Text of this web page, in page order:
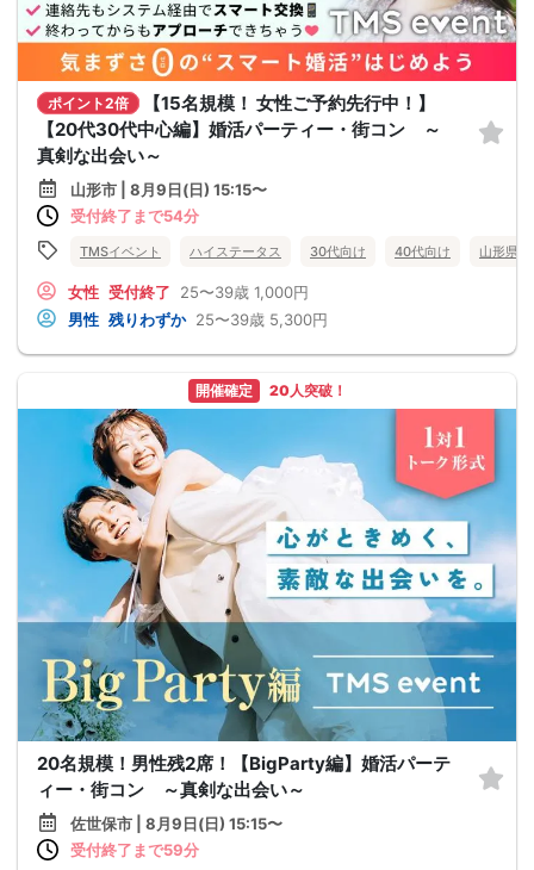
ポイント2倍
【15名規模！ 女性ご予約先行中！】
【20代30代中心編】婚活パーティー・街コン ～
真剣な出会い～
山形市 | 8月9日(日) 15:15〜
受付終了まで54分
TMSイベント ハイステータス 30代向け 40代向け 山形県
女性 受付終了 25〜39歳 1,000円
男性 残りわずか 25〜39歳 5,300円
開催確定 20人突破！
20名規模！男性残2席！【BigParty編】婚活パーテ
ィー・街コン ～真剣な出会い～
佐世保市 | 8月9日(日) 15:15〜
受付終了まで59分